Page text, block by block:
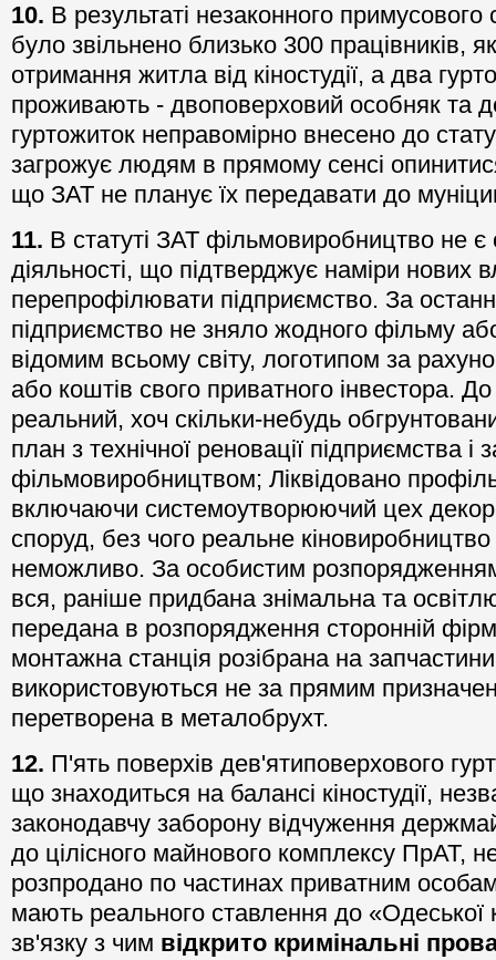
10. В результаті незаконного
було звільнено близько 300 працівників,
отримання житла від кіностудії, а два
проживають - двоповерховий особняк та
гуртожиток неправомірно внесено до
загрожує людям в прямому сенсі
що ЗАТ не планує їх передавати до
11. В статуті ЗАТ фільмовиробництво не
діяльності, що підтверджує наміри нових
перепрофілювати підприємство. За
підприємство не зняло жодного фільму
відомим всьому світу, логотипом за
або коштів свого приватного інвестора. До
реальний, хоч скільки-небудь
план з технічної реновації підприємства і
фільмовиробництвом; Ліквідовано
включаючи системоутворюючий цех
споруд, без чого реальне кіновиробництво
неможливо. За особистим
вся, раніше придбана знімальна та
передана в розпорядження сторонній
монтажна станція розібрана на
використовуються не за прямим
перетворена в металобрухт.
12. П'ять поверхів дев'ятиповерхового
що знаходиться на балансі кіностудії,
законодавчу заборону відчуження
до цілісного майнового комплексу ПрАТ,
розпродано по частинах приватним
мають реального ставлення до «Одеської
зв'язку з чим відкрито кримінальні